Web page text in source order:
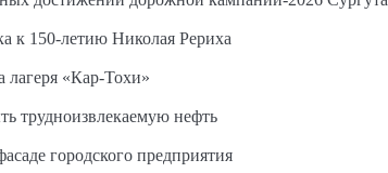
к 150-летию Николая Рериха
лагеря «Кар-Тохи»
трудноизвлекаемую нефть
городского предприятия